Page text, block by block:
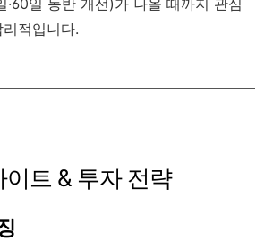
·60일 동반 개선)가 나올 때까지 관심
적입니다.
트 & 투자 전략